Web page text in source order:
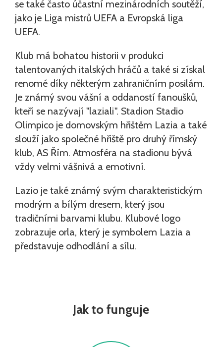
se také často účastní mezinárodních soutěží,
jako je Liga mistrů UEFA a Evropská liga
UEFA.
Klub má bohatou historii v produkci
talentovaných italských hráčů a také si získal
renomé díky některým zahraničním posilám.
Je známý svou vášní a oddaností fanoušků,
kteří se nazývají "laziali". Stadion Stadio
Olimpico je domovským hřištěm Lazia a také
slouží jako společné hřiště pro druhý římský
klub, AS Řím. Atmosféra na stadionu bývá
vždy velmi vášnivá a emotivní.
Lazio je také známý svým charakteristickým
modrým a bílým dresem, který jsou
tradičními barvami klubu. Klubové logo
zobrazuje orla, který je symbolem Lazia a
představuje odhodlání a sílu.
Jak to funguje